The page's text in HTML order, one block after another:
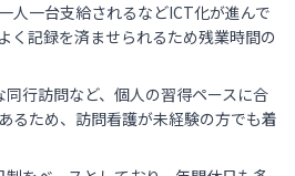
人一台支給されるなどICT化が進んで
く記録を済ませられるため残業時間の
行訪問など、個人の習得ペースに合
るため、訪問看護が未経験の方でも着